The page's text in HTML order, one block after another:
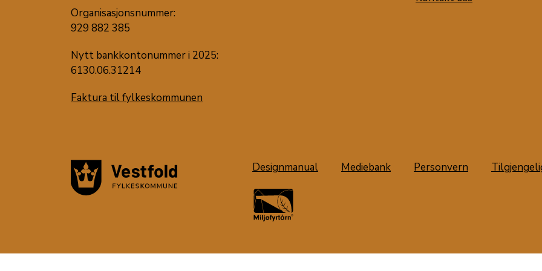
Organisasjonsnummer:
929 882 385
Nytt bankkontonummer i 2025:
6130.06.31214
Faktura til fylkeskommunen
Designmanual Mediebank Personvern